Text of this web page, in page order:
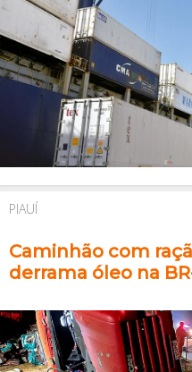
PIAUÍ
Caminhão com
derrama óleo na